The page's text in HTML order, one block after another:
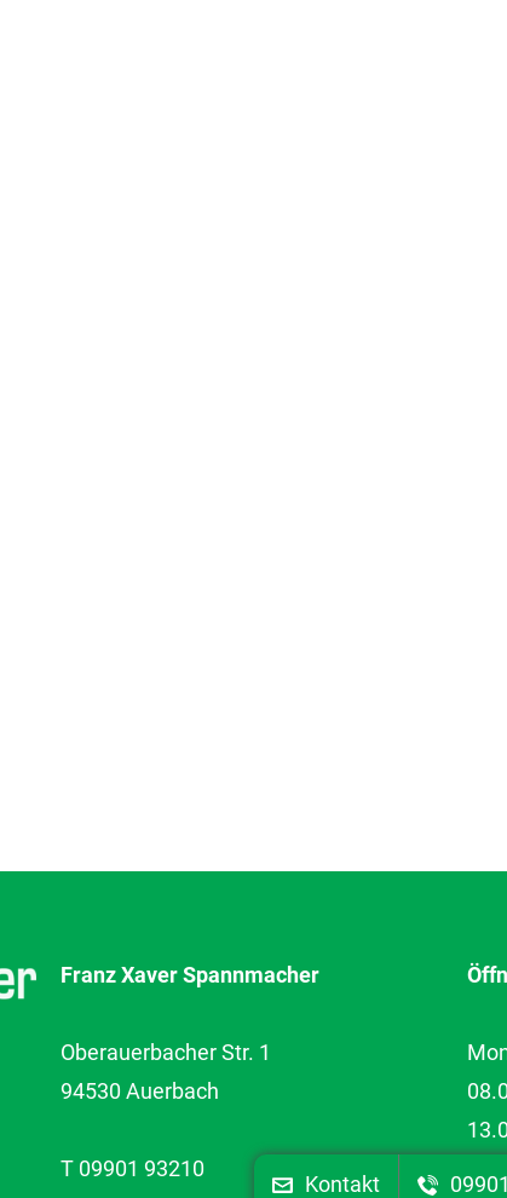
Franz Xaver Spannmacher
Oberauerbacher Str. 1
94530 Auerbach
T 09901 93210
Kontakt